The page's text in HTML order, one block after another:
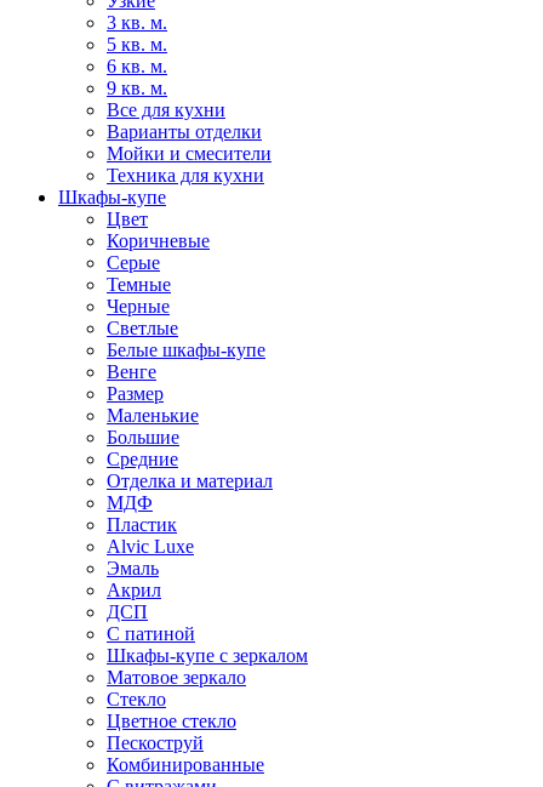
3 кв. м.
5 кв. м.
6 кв. м.
9 кв. м.
Все для кухни
Варианты отделки
Мойки и смесители
Техника для кухни
Шкафы-купе
Цвет
Коричневые
Серые
Темные
Черные
Светлые
Белые шкафы-купе
Венге
Размер
Маленькие
Большие
Средние
Отделка и материал
МДФ
Пластик
Alvic Luxe
Эмаль
Акрил
ДСП
С патиной
Шкафы-купе с зеркалом
Матовое зеркало
Стекло
Цветное стекло
Пескоструй
Комбинированные